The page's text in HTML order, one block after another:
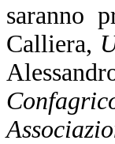
saranno
Calliera,